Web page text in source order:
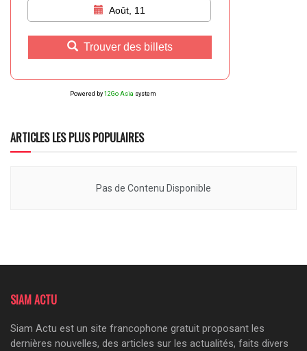
Août, 11
Trouver des billets
Powered by 12Go Asia system
ARTICLES LES PLUS POPULAIRES
Pas de Contenu Disponible
SIAM ACTU
Siam Actu est un site francophone gratuit proposant les
dernières nouvelles, des articles sur les actualités, faits divers